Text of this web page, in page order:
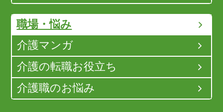
職場・悩み
介護マンガ
介護の転職お役立ち
介護職のお悩み